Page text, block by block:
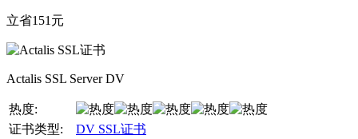
立省151元
Actalis SSL Server DV
热度:
证书类型:
DV SSL证书